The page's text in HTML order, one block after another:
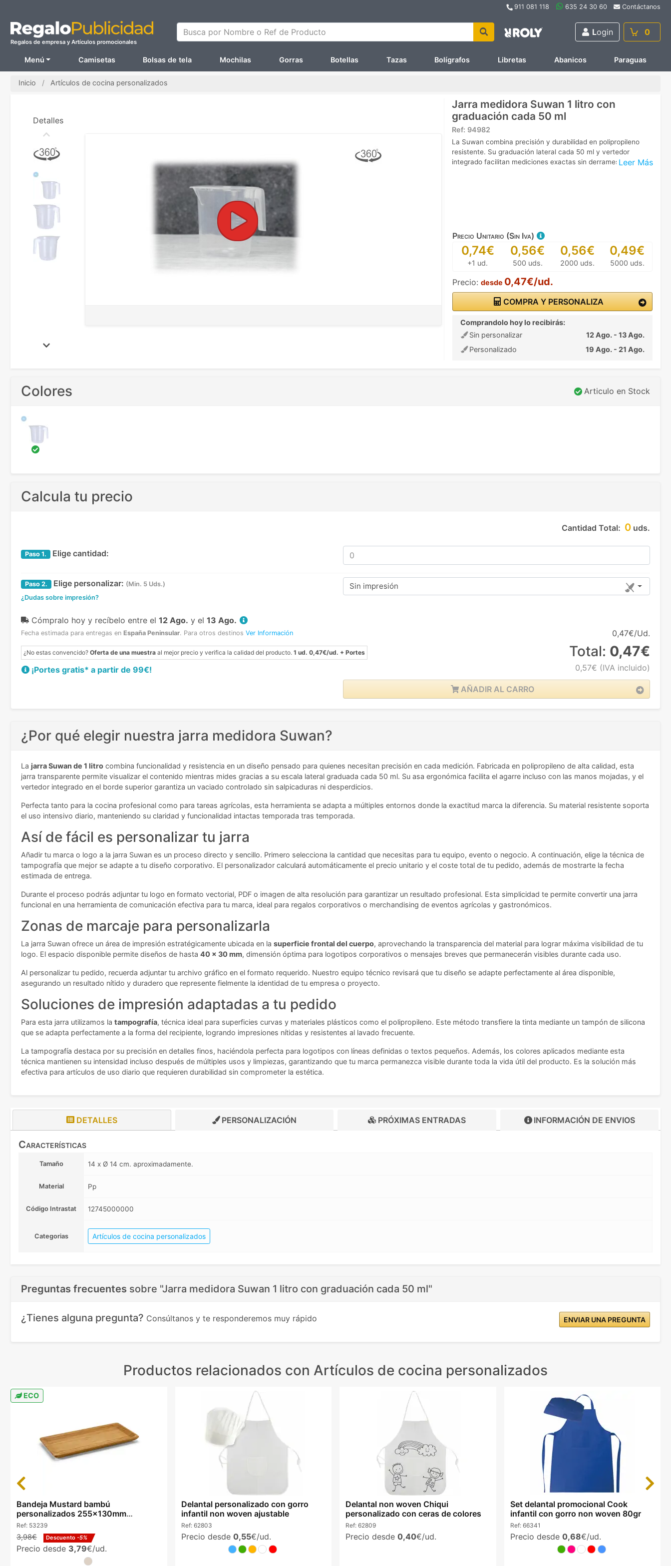
911 081 118 635 24 30 60 Contáctanos
Regalos de empresa y Artículos promocionales
Busca por Nombre o Ref de Producto Login 0
Menú Camisetas Bolsas de tela Mochilas Gorras Botellas Tazas Bolígrafos Libretas Abanicos Paraguas
Inicio Artículos de cocina personalizados
Jarra medidora Suwan 1 litro con
graduación cada 50 ml
Ref: 94982
Leer Más
La Suwan combina precisión y durabilidad en polipropileno
resistente. Su graduación lateral cada 50 ml y vertedor
integrado facilitan mediciones exactas sin derrames.
Precio Unitario (Sin Iva)
0,74€
+1 ud.
0,56€
500 uds.
0,56€
2000 uds.
0,49€
5000 uds.
Precio: desde 0,47€/ud.
COMPRA Y PERSONALIZA
Comprandolo hoy lo recibirás:
Sin personalizar
12 Ago. - 13 Ago.
Personalizado
19 Ago. - 21 Ago.
Detalles
Colores Articulo en Stock
Calcula tu precio
Cantidad Total: 0 uds.
Paso 1. Elige cantidad:
Paso 2. Elige personalizar: (Min. 5 Uds.)
¿Dudas sobre impresión?
Sin impresión
Cómpralo hoy y recíbelo entre el 12 Ago. y el 13 Ago.
Fecha estimada para entregas en España Peninsular. Para otros destinos Ver Información
¿No estas convencido? Oferta de una muestra al mejor precio y verifica la calidad del producto. 1 ud. 0,47€/ud. + Portes
¡Portes gratis* a partir de 99€!
0,47€/Ud.
Total: 0,47€
0,57€ (IVA incluido)
AÑADIR AL CARRO
¿Por qué elegir nuestra jarra medidora Suwan?
La jarra Suwan de 1 litro combina funcionalidad y resistencia en un diseño pensado para quienes necesitan precisión en cada medición. Fabricada en polipropileno de alta calidad, esta
jarra transparente permite visualizar el contenido mientras mides gracias a su escala lateral graduada cada 50 ml. Su asa ergonómica facilita el agarre incluso con las manos mojadas, y el
vertedor integrado en el borde superior garantiza un vaciado controlado sin salpicaduras ni desperdicios.
Perfecta tanto para la cocina profesional como para tareas agrícolas, esta herramienta se adapta a múltiples entornos donde la exactitud marca la diferencia. Su material resistente soporta
el uso intensivo diario, manteniendo su claridad y funcionalidad intactas temporada tras temporada.
Así de fácil es personalizar tu jarra
Añadir tu marca o logo a la jarra Suwan es un proceso directo y sencillo. Primero selecciona la cantidad que necesitas para tu equipo, evento o negocio. A continuación, elige la técnica de
tampografía que mejor se adapte a tu diseño corporativo. El personalizador calculará automáticamente el precio unitario y el coste total de tu pedido, además de mostrarte la fecha
estimada de entrega.
Durante el proceso podrás adjuntar tu logo en formato vectorial, PDF o imagen de alta resolución para garantizar un resultado profesional. Esta simplicidad te permite convertir una jarra
funcional en una herramienta de comunicación efectiva para tu marca, ideal para regalos corporativos o merchandising de eventos agrícolas y gastronómicos.
Zonas de marcaje para personalizarla
La jarra Suwan ofrece un área de impresión estratégicamente ubicada en la superficie frontal del cuerpo, aprovechando la transparencia del material para lograr máxima visibilidad de tu
logo. El espacio disponible permite diseños de hasta 40 x 30 mm, dimensión óptima para logotipos corporativos o mensajes breves que permanecerán visibles durante cada uso.
Al personalizar tu pedido, recuerda adjuntar tu archivo gráfico en el formato requerido. Nuestro equipo técnico revisará que tu diseño se adapte perfectamente al área disponible,
asegurando un resultado nítido y duradero que represente fielmente la identidad de tu empresa o proyecto.
Soluciones de impresión adaptadas a tu pedido
Para esta jarra utilizamos la tampografía, técnica ideal para superficies curvas y materiales plásticos como el polipropileno. Este método transfiere la tinta mediante un tampón de silicona
que se adapta perfectamente a la forma del recipiente, logrando impresiones nítidas y resistentes al lavado frecuente.
La tampografía destaca por su precisión en detalles finos, haciéndola perfecta para logotipos con líneas definidas o textos pequeños. Además, los colores aplicados mediante esta
técnica mantienen su intensidad incluso después de múltiples usos y limpiezas, garantizando que tu marca permanezca visible durante toda la vida útil del producto. Es la solución más
efectiva para artículos de uso diario que requieren durabilidad sin comprometer la estética.
DETALLES PERSONALIZACIÓN PRÓXIMAS ENTRADAS INFORMACIÓN DE ENVIOS
Características
Tamaño 14 x Ø 14 cm. aproximadamente.
Material Pp
Código Intrastat 12745000000
Categorias Artículos de cocina personalizados
Preguntas frecuentes sobre "Jarra medidora Suwan 1 litro con graduación cada 50 ml"
¿Tienes alguna pregunta? Consúltanos y te responderemos muy rápido ENVIAR UNA PREGUNTA
Productos relacionados con Artículos de cocina personalizados
ECO
Bandeja Mustard bambú
personalizados 255x130mm
aperitivos natural
Ref: 53239
3,98€ Descuento -5%
Precio desde 3,79€/ud.
Delantal personalizado con gorro
infantil non woven ajustable
Ref: 62803
Precio desde 0,55€/ud.
Delantal non woven Chiqui
personalizado con ceras de colores
Ref: 62809
Precio desde 0,40€/ud.
Set delantal promocional Cook
infantil con gorro non woven 80gr
Ref: 66341
Precio desde 0,68€/ud.
Previous Next